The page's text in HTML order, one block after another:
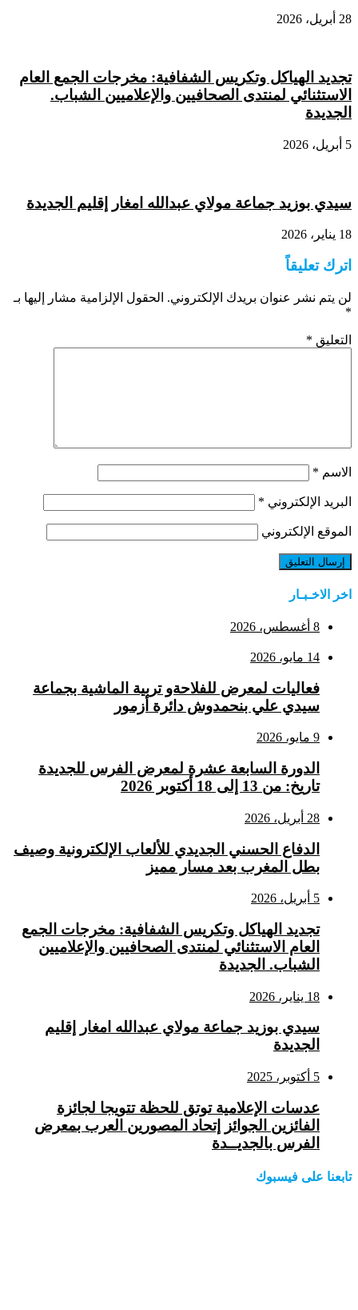
28 أبريل، 2026
تجديد الهياكل وتكريس الشفافية: مخرجات الجمع العام
الاستثنائي لمنتدى الصحافيين والإعلاميين الشباب.
الجديدة
5 أبريل، 2026
سيدي بوزيد جماعة مولاي عبدالله امغار إقليم الجديدة
18 يناير، 2026
اترك تعليقاً
لن يتم نشر عنوان بريدك الإلكتروني. الحقول الإلزامية مشار إليها بـ
*
التعليق *
الاسم *
البريد الإلكتروني *
الموقع الإلكتروني
اخر الاخـبـار
8 أغسطس، 2026
14 مايو، 2026
فعاليات لمعرض للفلاحةو تربية الماشية بجماعة
سيدي علي بنحمدوش دائرة أزمور
9 مايو، 2026
الدورة السابعة عشرة لمعرض الفرس للجديدة
تاريخ: من 13 إلى 18 أكتوبر 2026
28 أبريل، 2026
الدفاع الحسني الجديدي للألعاب الإلكترونية وصيف
بطل المغرب بعد مسار مميز
5 أبريل، 2026
تجديد الهياكل وتكريس الشفافية: مخرجات الجمع
العام الاستثنائي لمنتدى الصحافيين والإعلاميين
الشباب. الجديدة
18 يناير، 2026
سيدي بوزيد جماعة مولاي عبدالله امغار إقليم
الجديدة
5 أكتوبر، 2025
عدسات الإعلامية توتق للحظة تتويجا لجائزة
الفائزين الجوائز إتحاد المصورين العرب بمعرض
الفرس بالجديــدة
تابعنا على فيسبوك